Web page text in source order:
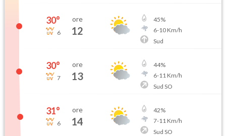
30°
6
ore
12
45%
6-10Km/h
Sud
30°
7
ore
13
44%
6-11Km/h
Sud SO
31°
6
ore
14
42%
7-11Km/h
Sud SO